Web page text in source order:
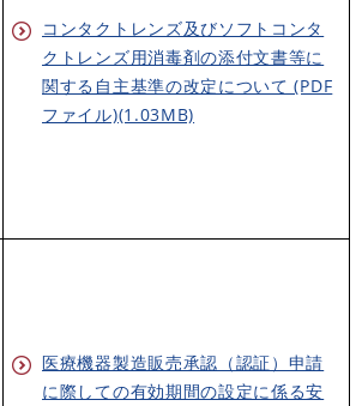
コンタクトレンズ及びソフトコンタ
クトレンズ用消毒剤の添付文書等に
関する自主基準の改定について (PDF
ファイル)(1.03MB)
医療機器製造販売承認（認証）申請
に際しての有効期間の設定に係る安